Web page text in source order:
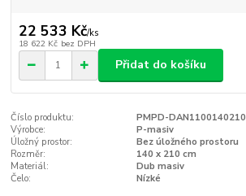
22 533 Kč/ks
18 622 Kč bez DPH
Přidat do košíku
Číslo produktu:
PMPD-DAN1100140210
Výrobce:
P-masiv
Úložný prostor:
Bez úložného prostoru
Rozměr:
140 x 210 cm
Materiál:
Dub masiv
Čelo:
Nízké